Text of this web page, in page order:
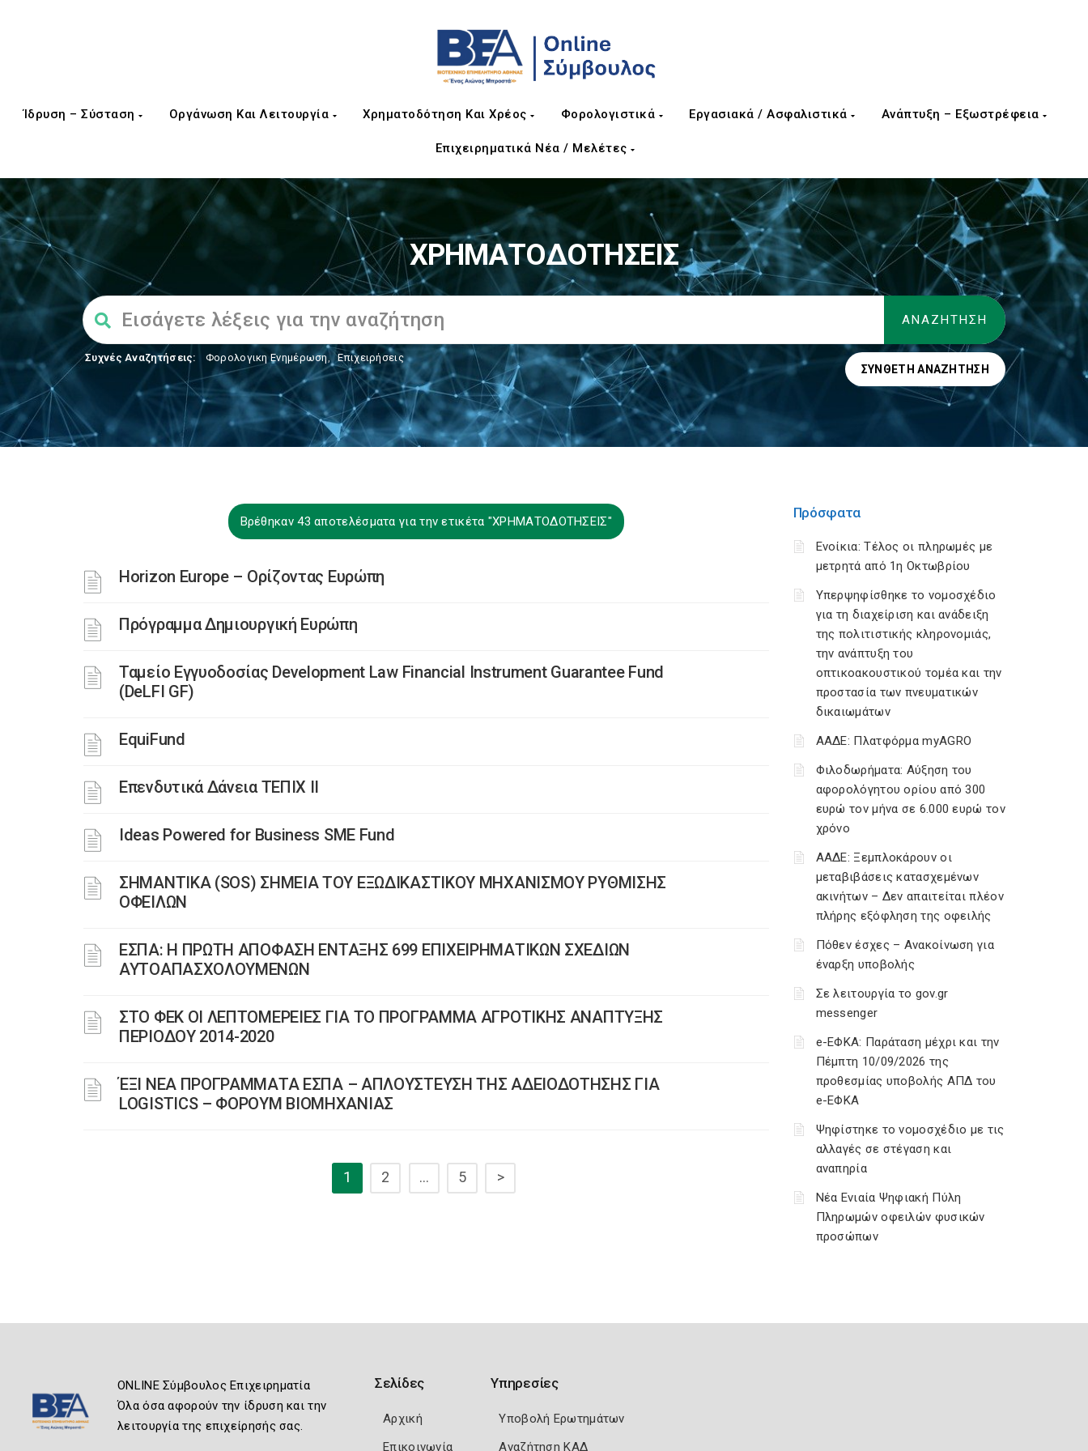
Ίδρυση – Σύσταση Οργάνωση Και Λειτουργία Χρηματοδότηση Και Χρέος Φορολογιστικά Εργασιακά / Ασφαλιστικά Ανάπτυξη – Εξωστρέφεια
Επιχειρηματικά Νέα / Μελέτες
ΧΡΗΜΑΤΟΔΟΤΗΣΕΙΣ
Συχνές Αναζητήσεις: Φορολογικη Ενημέρωση, Επιχειρήσεις
ΣΎΝΘΕΤΗ ΑΝΑΖΉΤΗΣΗ
Βρέθηκαν 43 αποτελέσματα για την ετικέτα "ΧΡΗΜΑΤΟΔΟΤΗΣΕΙΣ"
Horizon Europe – Ορίζοντας Ευρώπη
Πρόγραμμα Δημιουργική Ευρώπη
Ταμείο Εγγυοδοσίας Development Law Financial Instrument Guarantee Fund
(DeLFI GF)
EquiFund
Επενδυτικά Δάνεια ΤΕΠΙΧ ΙΙ
Ideas Powered for Business SME Fund
ΣΗΜΑΝΤΙΚΑ (SOS) ΣΗΜΕΙΑ ΤΟΥ ΕΞΩΔΙΚΑΣΤΙΚΟΥ ΜΗΧΑΝΙΣΜΟΥ ΡΥΘΜΙΣΗΣ
ΟΦΕΙΛΩΝ
ΕΣΠΑ: Η ΠΡΩΤΗ ΑΠΟΦΑΣΗ ΕΝΤΑΞΗΣ 699 ΕΠΙΧΕΙΡΗΜΑΤΙΚΩΝ ΣΧΕΔΙΩΝ
ΑΥΤΟΑΠΑΣΧΟΛΟΥΜΕΝΩΝ
ΣΤΟ ΦΕΚ ΟΙ ΛΕΠΤΟΜΕΡΕΙΕΣ ΓΙΑ ΤΟ ΠΡΟΓΡΑΜΜΑ ΑΓΡΟΤΙΚΗΣ ΑΝΑΠΤΥΞΗΣ
ΠΕΡΙΟΔΟΥ 2014-2020
ΈΞΙ ΝΕΑ ΠΡΟΓΡΑΜΜΑΤΑ ΕΣΠΑ – AΠΛΟΥΣΤΕΥΣΗ ΤΗΣ ΑΔΕΙΟΔΟΤΗΣΗΣ ΓΙΑ
LOGISTICS – ΦΟΡΟΥΜ ΒΙΟΜΗΧΑΝΙΑΣ
1 2 … 5 >
Πρόσφατα
Ενοίκια: Τέλος οι πληρωμές με
μετρητά από 1η Οκτωβρίου
Υπερψηφίσθηκε το νομοσχέδιο
για τη διαχείριση και ανάδειξη
της πολιτιστικής κληρονομιάς,
την ανάπτυξη του
οπτικοακουστικού τομέα και την
προστασία των πνευματικών
δικαιωμάτων
ΑΑΔΕ: Πλατφόρμα myAGRO
Φιλοδωρήματα: Αύξηση του
αφορολόγητου ορίου από 300
ευρώ τον μήνα σε 6.000 ευρώ τον
χρόνο
ΑΑΔΕ: Ξεμπλοκάρουν οι
μεταβιβάσεις κατασχεμένων
ακινήτων – Δεν απαιτείται πλέον
πλήρης εξόφληση της οφειλής
Πόθεν έσχες – Ανακοίνωση για
έναρξη υποβολής
Σε λειτουργία το gov.gr
messenger
e-ΕΦΚΑ: Παράταση μέχρι και την
Πέμπτη 10/09/2026 της
προθεσμίας υποβολής ΑΠΔ του
e-ΕΦΚΑ
Ψηφίστηκε το νομοσχέδιο με τις
αλλαγές σε στέγαση και
αναπηρία
Νέα Ενιαία Ψηφιακή Πύλη
Πληρωμών οφειλών φυσικών
προσώπων
ONLINE Σύμβουλος Επιχειρηματία
Όλα όσα αφορούν την ίδρυση και την
λειτουργία της επιχείρησής σας.
Σελίδες
Αρχική
Επικοινωνία
Υπηρεσίες
Υποβολή Ερωτημάτων
Αναζήτηση ΚΑΔ